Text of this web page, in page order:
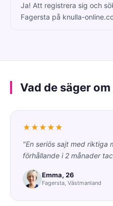
Ja! Att registrera sig och
Fagersta på knulla-
Vad de säger
★★★★★
"En seriös sajt med riktiga
förhållande i 2 månader
Emma, 26
Fagersta, Västmanland